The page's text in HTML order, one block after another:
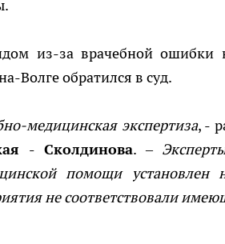
из-за врачебной ошибки
Волге обратился в суд.
медицинская экспертиза, -
- Сколдинова. –
помощи установлен
не соответствовали